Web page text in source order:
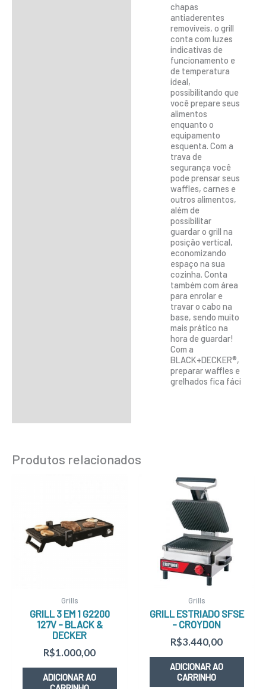
chapas
antiaderentes
removíveis, o grill
conta com luzes
indicativas de
funcionamento e
de temperatura
ideal,
possibilitando que
você prepare seus
alimentos
enquanto o
equipamento
esquenta. Com a
trava de
segurança você
pode prensar seus
waffles, carnes e
outros alimentos,
além de
possibilitar
guardar o grill na
posição vertical,
economizando
espaço na sua
cozinha. Conta
também com área
para enrolar e
travar o cabo na
base, sendo muito
mais prático na
hora de guardar!
Com a
BLACK+DECKER®,
preparar waffles e
grelhados fica fáci
Produtos relacionados
Grills
GRILL 3 EM 1 G2200
127V – BLACK &
DECKER
R$1.000,00
ADICIONAR AO
Grills
GRILL ESTRIADO SFSE
– CROYDON
R$3.440,00
ADICIONAR AO
CARRINHO